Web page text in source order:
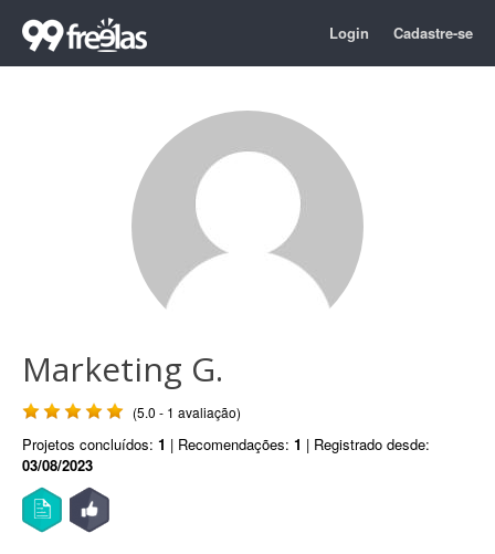
Login Cadastre-se
Marketing G.
(5.0 - 1 avaliação)
Projetos concluídos: 1 | Recomendações: 1 | Registrado desde:
03/08/2023